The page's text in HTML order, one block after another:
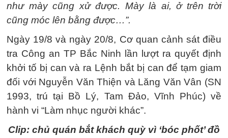
như mày cũng xử được. Mày là ai, ở trên trời
cũng móc lên bằng được…”.
Ngày 19/8 và ngày 20/8, Cơ quan cảnh sát điều
tra Công an TP Bắc Ninh lần lượt ra quyết định
khởi tố bị can và ra Lệnh bắt bị can để tạm giam
đối với Nguyễn Văn Thiện và Lăng Văn Vân (SN
1993, trú tại Bồ Lý, Tam Đảo, Vĩnh Phúc) về
hành vi “Làm nhục người khác”.
Clip: chủ quán bắt khách quỳ vì ‘bóc phốt’ đồ